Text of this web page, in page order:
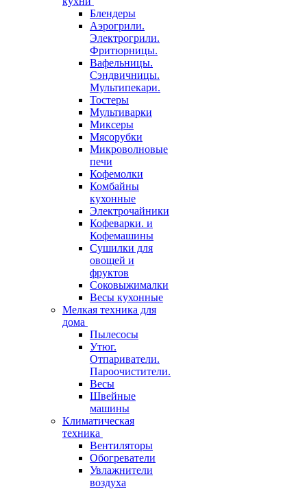
Блендеры
Аэрогрили.
Электрогрили.
Фритюрницы.
Вафельницы.
Сэндвичницы.
Мультипекари.
Тостеры
Мультиварки
Миксеры
Мясорубки
Микроволновые
печи
Кофемолки
Комбайны
кухонные
Электрочайники
Кофеварки. и
Кофемашины
Сушилки для
овощей и
фруктов
Соковыжималки
Весы кухонные
Мелкая техника для
дома
Пылесосы
Утюг.
Отпариватели.
Пароочистители.
Весы
Швейные
машины
Климатическая
техника
Вентиляторы
Обогреватели
Увлажнители
воздуха